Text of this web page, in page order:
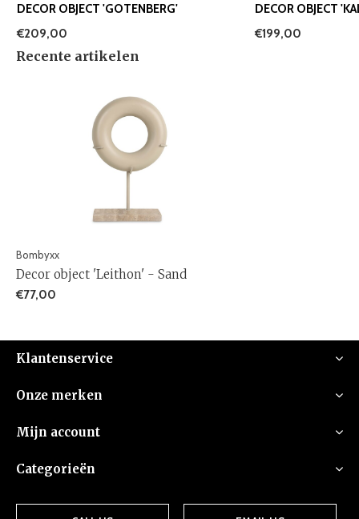
DECOR OBJECT 'GOTENBERG'
€209,00
DECOR OBJECT
€199,00
Recente artikelen
Bombyxx
Decor object 'Leithon' - Sand
€77,00
Klantenservice
Onze merken
Mijn account
Categorieën